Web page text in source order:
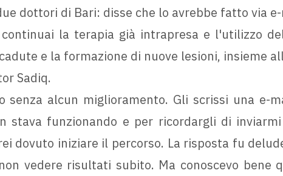
dottori di Bari: disse che lo avrebbe fatto via
la terapia già intrapresa e l'utilizzo
e la formazione di nuove lesioni, insieme
Sadiq.
senza alcun miglioramento. Gli scrissi una e-
stava funzionando e per ricordargli di
dovuto iniziare il percorso. La risposta fu
vedere risultati subito. Ma conoscevo bene